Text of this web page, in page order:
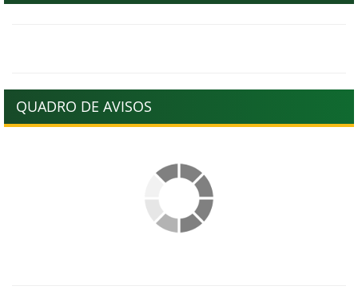
QUADRO DE AVISOS